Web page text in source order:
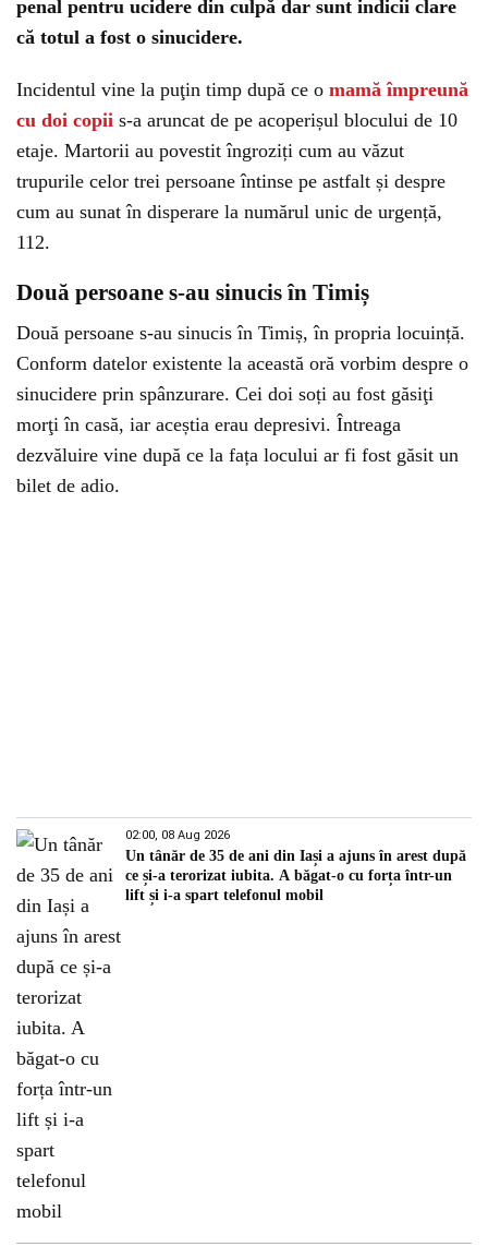
penal pentru ucidere din culpă dar sunt indicii clare
că totul a fost o sinucidere.
Incidentul vine la puţin timp după ce o mamă împreună
cu doi copii s-a aruncat de pe acoperișul blocului de 10
etaje. Martorii au povestit îngroziți cum au văzut
trupurile celor trei persoane întinse pe astfalt și despre
cum au sunat în disperare la numărul unic de urgență,
112.
Două persoane s-au sinucis în Timiș
Două persoane s-au sinucis în Timiș, în propria locuință.
Conform datelor existente la această oră vorbim despre o
sinucidere prin spânzurare. Cei doi soți au fost găsiţi
morţi în casă, iar aceștia erau depresivi. Întreaga
dezvăluire vine după ce la fața locului ar fi fost găsit un
bilet de adio.
02:00, 08 Aug 2026
Un tânăr de 35 de ani din Iași a ajuns în arest după
ce și-a terorizat iubita. A băgat-o cu forța într-un
lift și i-a spart telefonul mobil